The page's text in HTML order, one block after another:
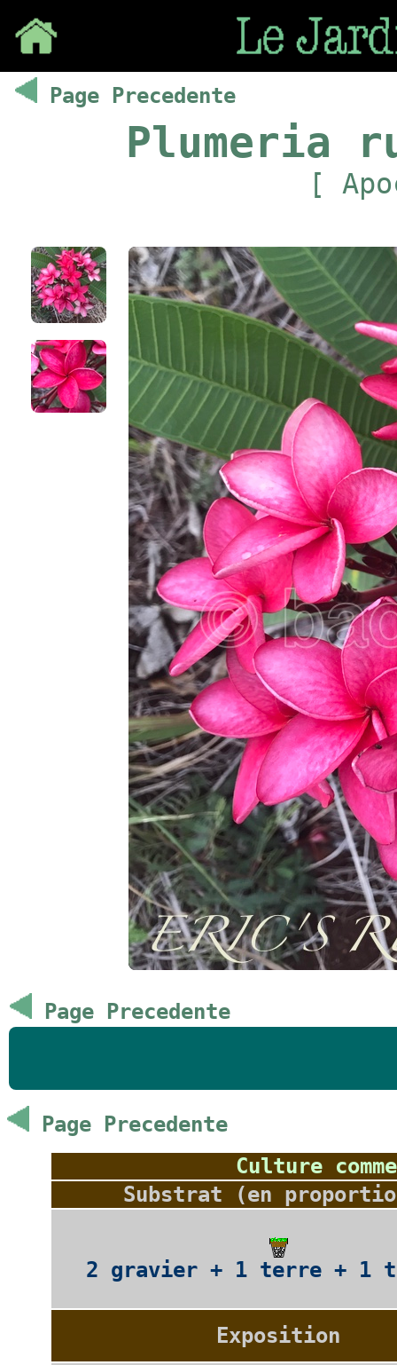
Page Precedente
Plumeria
[
Page Precedente
Page Precedente
Culture
Substrat (en
2 gravier + 1 terre + 1
Exposition